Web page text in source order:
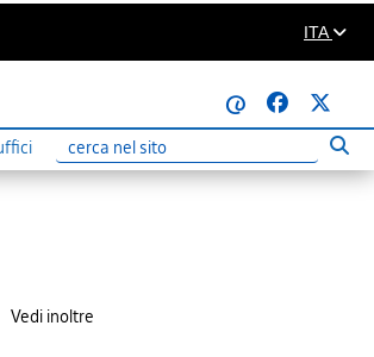
ITA
@
Ricerca
Vedi inoltre